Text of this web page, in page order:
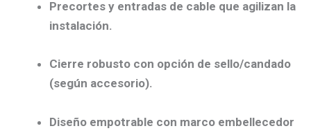
Precortes y entradas de cable que agilizan la
instalación.
Cierre robusto con opción de sello/candado
(según accesorio).
Diseño empotrable con marco embellecedor